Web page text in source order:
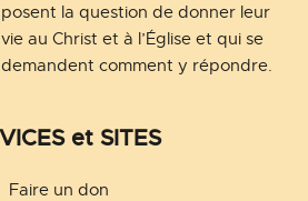
posent la question de donner leur
vie au Christ et à l’Église et qui se
demandent comment y répondre.
et SITES
Faire un don